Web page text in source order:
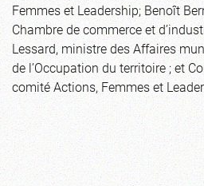
Femmes et Leadership; Benoît
Chambre de commerce et
Lessard, ministre des Affaires
de l’Occupation du territoire ; et
comité Actions, Femmes et